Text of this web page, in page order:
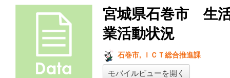
宮城県石巻市 生
業活動状況
石巻市, ＩＣＴ総合推進課
モバイルビューを開く